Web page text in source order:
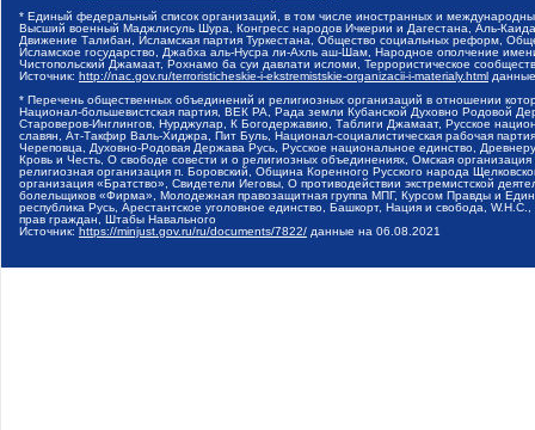
* Единый федеральный список организаций, в том числе иностранных и
Высший военный Маджлисуль Шура, Конгресс народов Ичкерии и Дагестана, Аль-
Движение Талибан, Исламская партия Туркестана, Общество социальных реформ,
Исламское государство, Джабха аль-Нусра ли-Ахль аш-Шам, Народное ополчение
Чистопольский Джамаат, Рохнамо ба суи давлати исломи, Террористическое
Источник: http://nac.gov.ru/terroristicheskie-i-ekstremistskie-organizacii-i-materialy.html
* Перечень общественных объединений и религиозных организаций в отношении
Национал-большевистская партия, ВЕК РА, Рада земли Кубанской Духовно Родовой
Староверов-Инглингов, Нурджулар, К Богодержавию, Таблиги Джамаат, Русское
славян, Ат-Такфир Валь-Хиджра, Пит Буль, Национал-социалистическая рабочая
Череповца, Духовно-Родовая Держава Русь, Русское национальное единство,
Кровь и Честь, О свободе совести и о религиозных объединениях, Омская
религиозная организация п. Боровский, Община Коренного Русского народа
организация «Братство», Свидетели Иеговы, О противодействии экстремистской
болельщиков «Фирма», Молодежная правозащитная группа МПГ, Курсом Правды и
республика Русь, Арестантское уголовное единство, Башкорт, Нация и свобода,
прав граждан, Штабы Навального
Источник: https://minjust.gov.ru/ru/documents/7822/ данные на 06.08.2021